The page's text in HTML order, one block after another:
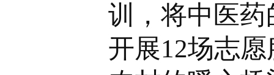
训，将中医药
开展12场志